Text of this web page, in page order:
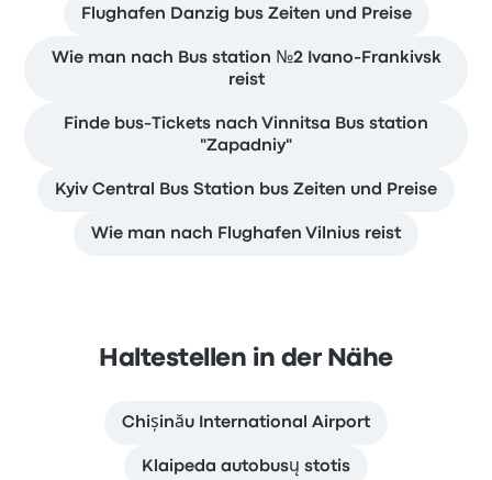
Flughafen Danzig bus Zeiten und Preise
Wie man nach Bus station №2 Ivano-Frankivsk
reist
Finde bus-Tickets nach Vinnitsa Bus station
"Zapadniy"
Kyiv Central Bus Station bus Zeiten und Preise
Wie man nach Flughafen Vilnius reist
Haltestellen in der Nähe
Chișinău International Airport
Klaipeda autobusų stotis